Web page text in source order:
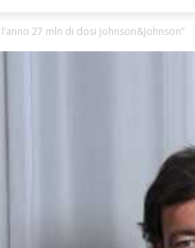
27 mln di dosi Johnson&Johnson”